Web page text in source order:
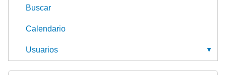
Buscar
Calendario
Usuarios